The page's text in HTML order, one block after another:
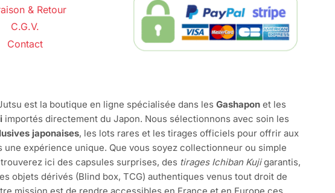
& Retour
C.G.V.
Contact
est la boutique en ligne spécialisée dans les Gashaponet les
importés directement du Japon. Nous sélectionnons avec soin les
japonaises, les lots rares et les tirages officiels pour offrir aux
une expérience unique. Que vous soyez collectionneur ou simple
ici des capsules surprises, des tirages Ichiban Kujigarantis,
objets dérivés (Blind box, TCG) authentiques venus tout droit de